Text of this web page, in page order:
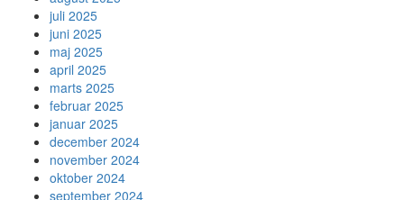
juli 2025
juni 2025
maj 2025
april 2025
marts 2025
februar 2025
januar 2025
december 2024
november 2024
oktober 2024
september 2024